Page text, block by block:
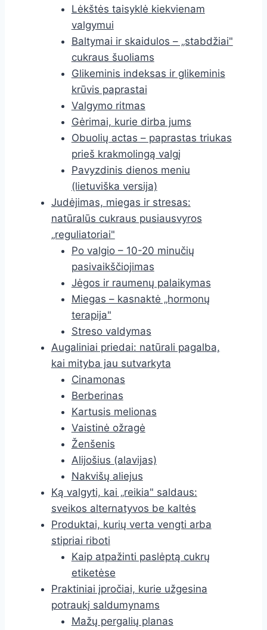
Lėkštės taisyklė kiekvienam
valgymui
Baltymai ir skaidulos – „stabdžiai"
cukraus šuoliams
Glikeminis indeksas ir glikeminis
krūvis paprastai
Valgymo ritmas
Gėrimai, kurie dirba jums
Obuolių actas – paprastas triukas
prieš krakmolingą valgį
Pavyzdinis dienos meniu
(lietuviška versija)
Judėjimas, miegas ir stresas:
natūralūs cukraus pusiausvyros
„reguliatoriai"
Po valgio – 10-20 minučių
pasivaikščiojimas
Jėgos ir raumenų palaikymas
Miegas – kasnaktė „hormonų
terapija"
Streso valdymas
Augaliniai priedai: natūrali pagalba,
kai mityba jau sutvarkyta
Cinamonas
Berberinas
Kartusis melionas
Vaistinė ožragė
Ženšenis
Alijošius (alavijas)
Nakvišų aliejus
Ką valgyti, kai „reikia" saldaus:
sveikos alternatyvos be kaltės
Produktai, kurių verta vengti arba
stipriai riboti
Kaip atpažinti paslėptą cukrų
etiketėse
Praktiniai įpročiai, kurie užgesina
potraukį saldumynams
Mažų pergalių planas